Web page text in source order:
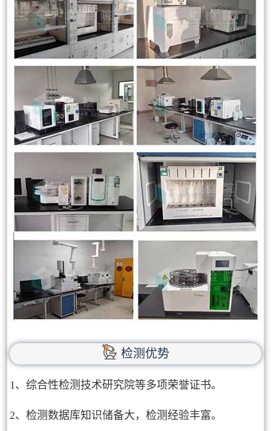
检测优势
1、综合性检测技术研究院等多项荣誉证书。
2、检测数据库知识储备大，检测经验丰富。